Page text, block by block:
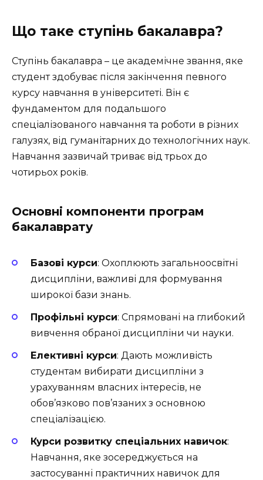
Що таке ступінь бакалавра?
Ступінь бакалавра – це академічне звання, яке
студент здобуває після закінчення певного
курсу навчання в університеті. Він є
фундаментом для подальшого
спеціалізованого навчання та роботи в різних
галузях, від гуманітарних до технологічних наук.
Навчання зазвичай триває від трьох до
чотирьох років.
Основні компоненти програм
бакалаврату
Базові курси: Охоплюють загальноосвітні
дисципліни, важливі для формування
широкої бази знань.
Профільні курси: Спрямовані на глибокий
вивчення обраної дисципліни чи науки.
Елективні курси: Дають можливість
студентам вибирати дисципліни з
урахуванням власних інтересів, не
обов’язково пов’язаних з основною
спеціалізацією.
Курси розвитку спеціальних навичок:
Навчання, яке зосереджується на
застосуванні практичних навичок для